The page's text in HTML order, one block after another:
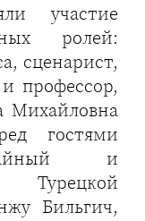
участие
ролей:
сценарист,
профессор,
Михайловна
гостями
и
Бильгич,